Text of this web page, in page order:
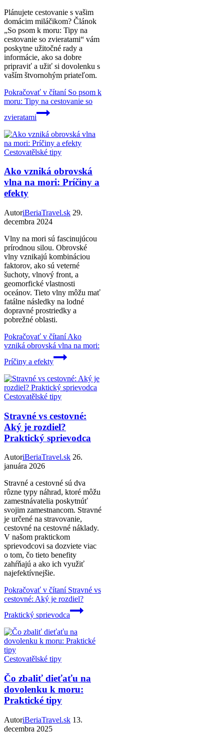
Plánujete cestovanie s vašim
domácim miláčikom? Článok
„So psom k moru: Tipy na
cestovanie so zvieratami“ vám
poskytne užitočné rady a
informácie, ako sa dobre
pripraviť a užiť si dovolenku s
vaším štvornohým priateľom.
Pokračovať v čítaníSo psom k
moru: Tipy na cestovanie so
zvieratami
Cestovatělské tipy
Ako vzniká obrovská
vlna na mori: Príčiny a
efekty
AutoriBeriaTravel.sk 29.
decembra 2024
Vlny na mori sú fascinujúcou
prírodnou silou. Obrovské
vlny vznikajú kombináciou
faktorov, ako sú veterné
šuchoty, vlnový front, a
geomorfické vlastnosti
oceánov. Tieto vlny môžu mať
fatálne následky na lodné
dopravné prostriedky a
pobrežné oblasti.
Pokračovať v čítaníAko
vzniká obrovská vlna na mori:
Príčiny a efekty
Cestovatělské tipy
Stravné vs cestovné:
Aký je rozdiel?
Praktický sprievodca
AutoriBeriaTravel.sk 26.
januára 2026
Stravné a cestovné sú dva
rôzne typy náhrad, ktoré môžu
zamestnávatelia poskytnúť
svojim zamestnancom. Stravné
je určené na stravovanie,
cestovné na cestovné náklady.
V našom praktickom
sprievodcovi sa dozviete viac
o tom, čo tieto benefity
zahŕňajú a ako ich využiť
najefektívnejšie.
Pokračovať v čítaníStravné vs
cestovné: Aký je rozdiel?
Praktický sprievodca
Cestovatělské tipy
Čo zbaliť dieťaťu na
dovolenku k moru:
Praktické tipy
AutoriBeriaTravel.sk 13.
decembra 2025